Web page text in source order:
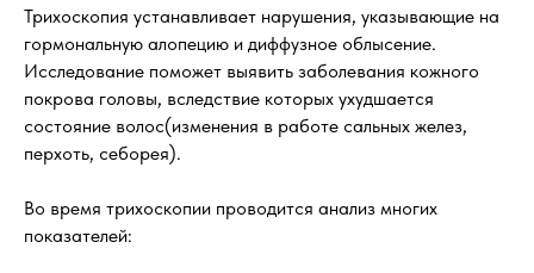
Трихоскопия устанавливает нарушения, указывающие на
гормональную алопецию и диффузное облысение.
Исследование поможет выявить заболевания кожного
покрова головы, вследствие которых ухудшается
состояние волос(изменения в работе сальных желез,
перхоть, себорея).
Во время трихоскопии проводится анализ многих
показателей: